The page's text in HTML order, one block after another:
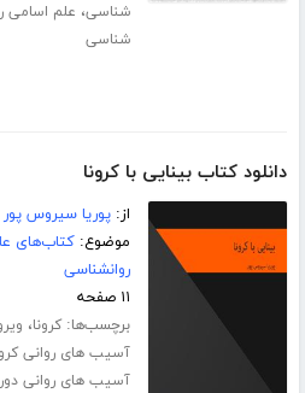
شناسی، علم اسامی
شناسی
دانلود کتاب بینایی با کرونا
از:پوریا سیروس پور
موضوع:کتاب‌های
روانشناسی
۱۱ صفحه
برچسب‌ها:کرونا،
آسیب های روانی
آسیب های روانی